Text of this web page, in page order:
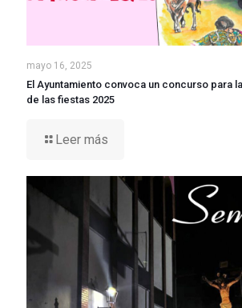
mayo 16, 2025
El Ayuntamiento convoca un concurso para
de las fiestas 2025
Leer más